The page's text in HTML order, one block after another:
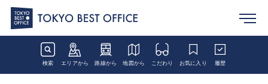
検索 エリアから 路線から 地図から こだわり お気に入り 履歴